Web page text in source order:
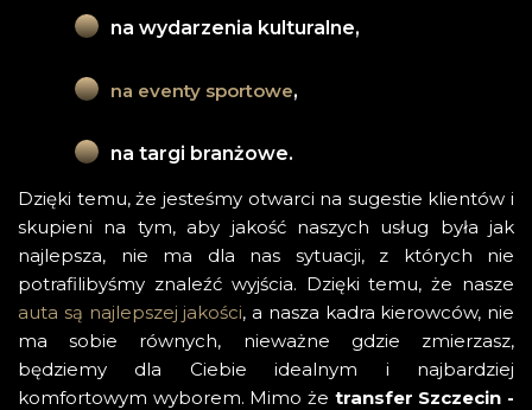
na wydarzenia kulturalne,
na eventy sportowe,
na targi branżowe.
Dzięki temu, że jesteśmy otwarci na sugestie klientów i
skupieni na tym, aby jakość naszych usług była jak
najlepsza, nie ma dla nas sytuacji, z których nie
potrafilibyśmy znaleźć wyjścia. Dzięki temu, że nasze
auta są najlepszej jakości, a nasza kadra kierowców, nie
ma sobie równych, nieważne gdzie zmierzasz,
będziemy dla Ciebie idealnym i najbardziej
komfortowym wyborem. Mimo że transfer Szczecin -